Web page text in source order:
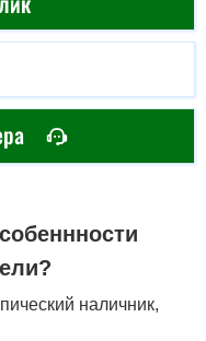
наличник,